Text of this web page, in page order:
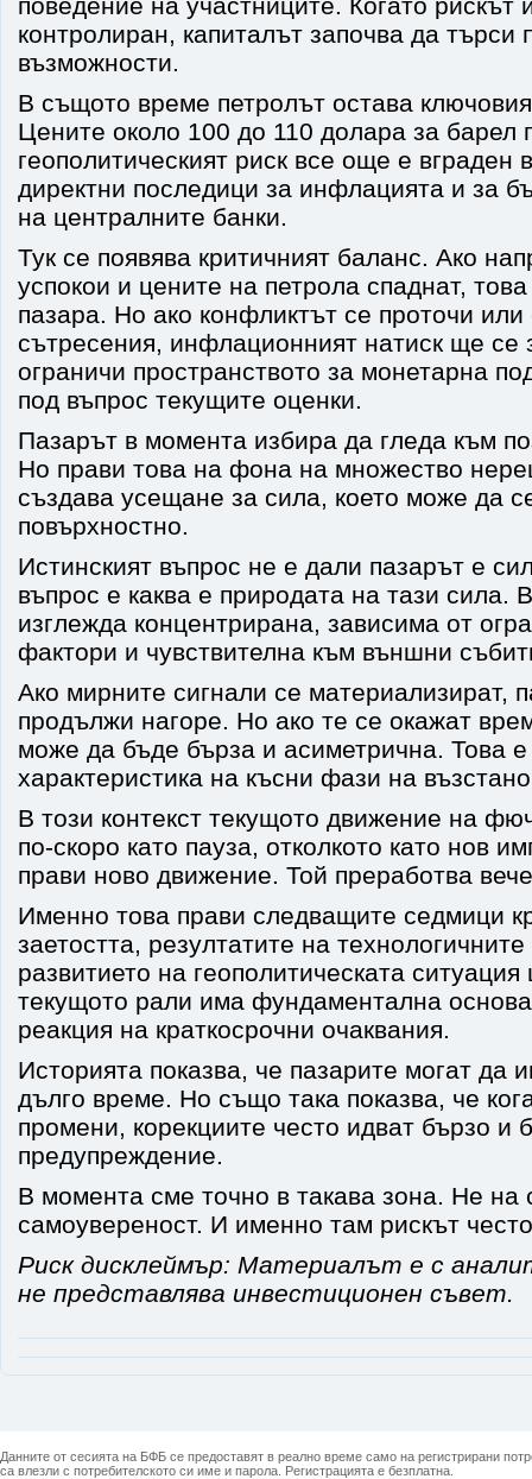
контролиран, капиталът започва да търси
възможности.
В същото време петролът остава
Цените около 100 до 110 долара за барел
геополитическият риск все още е вграден
директни последици за инфлацията и за
на централните банки.
Тук се появява критичният баланс. Ако
успокои и цените на петрола спаднат,
пазара. Но ако конфликтът се проточи или
сътресения, инфлационният натиск ще се
ограничи пространството за монетарна
под въпрос текущите оценки.
Пазарът в момента избира да гледа към
Но прави това на фона на множество
създава усещане за сила, което може да
повърхностно.
Истинският въпрос не е дали пазарът е
въпрос е каква е природата на тази сила.
изглежда концентрирана, зависима от
фактори и чувствителна към външни
Ако мирните сигнали се материализират,
продължи нагоре. Но ако те се окажат
може да бъде бърза и асиметрична. Това е
характеристика на късни фази на
В този контекст текущото движение на
по-скоро като пауза, отколкото като нов
прави ново движение. Той преработва
Именно това прави следващите седмици
заетостта, резултатите на
развитието на геополитическата
текущото рали има фундаментална
реакция на краткосрочни очаквания.
Историята показва, че пазарите могат да
дълго време. Но също така показва, че
промени, корекциите често идват бързо и
предупреждение.
В момента сме точно в такава зона. Не на
самоувереност. И именно там рискът
Риск дисклеймър: Материалът е с
не представлява инвестиционен съвет.
Данните от сесията на БФБ се предоставят в реално време само на регистрирани
са влезли с потребителското си име и парола. Регистрацията е безплатна.